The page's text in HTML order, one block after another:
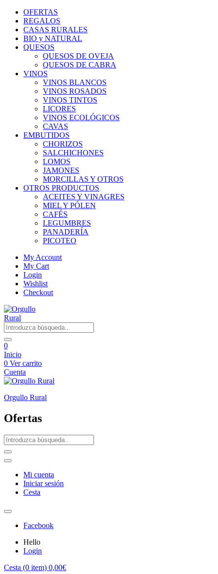
OFERTAS
REGALOS
CASAS RURALES
BIO y NATURAL
QUESOS
QUESOS DE OVEJA
QUESOS DE CABRA
VINOS
VINOS BLANCOS
VINOS ROSADOS
VINOS TINTOS
LICORES
VINOS ECOLÓGICOS
CAVAS
EMBUTIDOS
CHORIZOS
SALCHICHONES
LOMOS
JAMONES
MORCILLAS Y OTROS
OTROS PRODUCTOS
ACEITES Y VINAGRES
MIEL Y PÓLEN
CAFÉS
LEGUMBRES
PANADERÍA
PICOTEO
My Account
My Cart
Login
Wishlist
Checkout
0
Inicio
0 Ver carrito
Cuenta
Orgullo Rural
Ofertas
Mi cuenta
Iniciar sesión
Cesta
Facebook
Hello
Login
Cesta (0 item) 0,00€